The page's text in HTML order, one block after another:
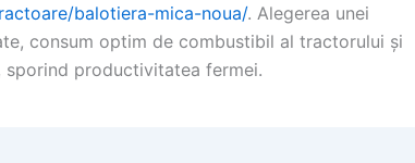
balotiera-mica-noua/. Alegerea unei
consum optim de combustibil al tractorului și
productivitatea fermei.